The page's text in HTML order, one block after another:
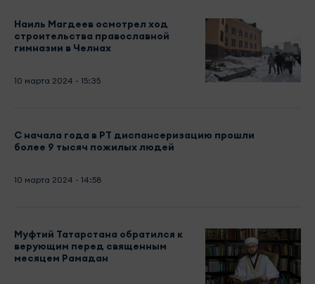
Наиль Магдеев осмотрел ход
строительства православной
гимназии в Челнах
10 марта 2024 - 15:35
С начала года в РТ диспансеризацию прошли
более 9 тысяч пожилых людей
10 марта 2024 - 14:58
Муфтий Татарстана обратился к
верующим перед священным
месяцем Рамадан